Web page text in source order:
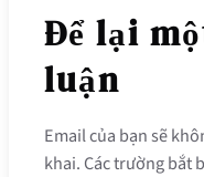
Để lại
luận
Email của bạn sẽ
khai. Các trường bắt